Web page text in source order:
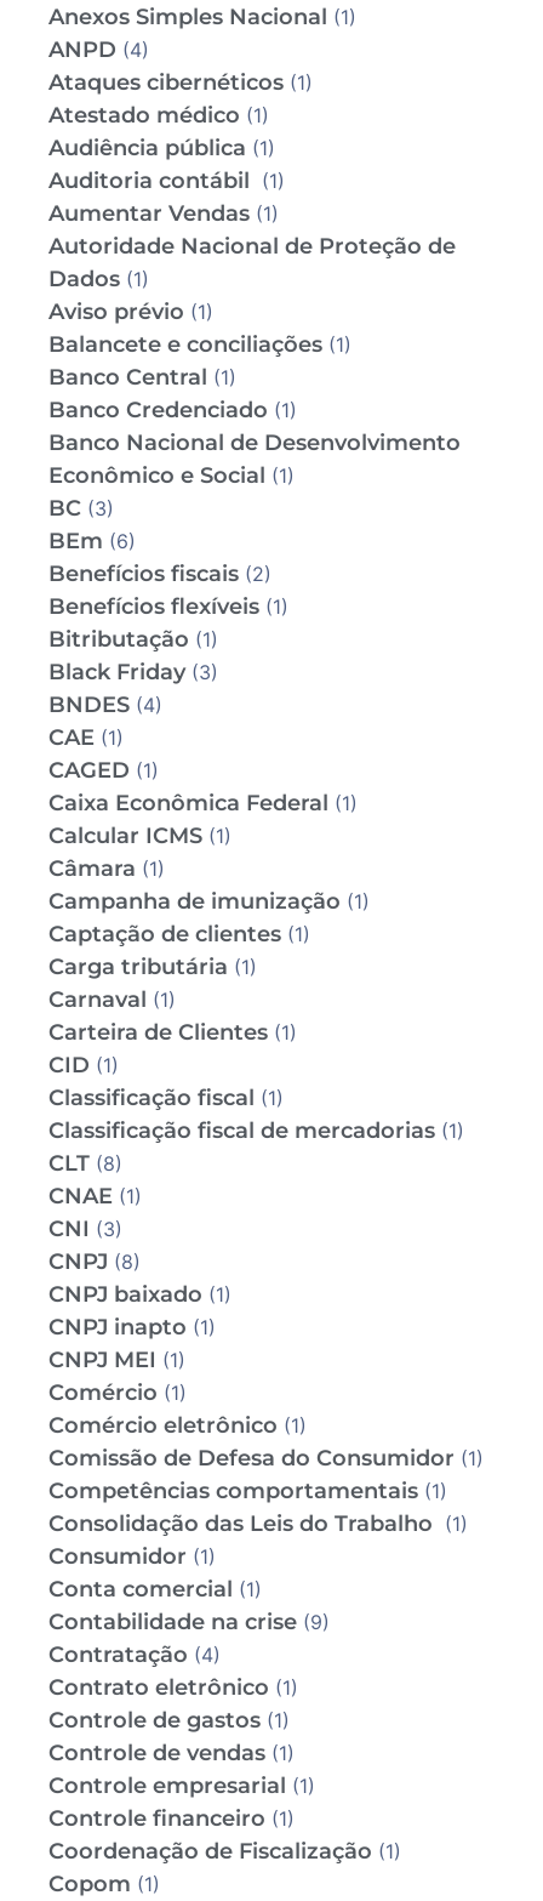
Anexos Simples Nacional (1)
ANPD (4)
Ataques cibernéticos (1)
Atestado médico (1)
Audiência pública (1)
Auditoria contábil (1)
Aumentar Vendas (1)
Autoridade Nacional de Proteção de
Dados (1)
Aviso prévio (1)
Balancete e conciliações (1)
Banco Central (1)
Banco Credenciado (1)
Banco Nacional de Desenvolvimento
Econômico e Social (1)
BC (3)
BEm (6)
Benefícios fiscais (2)
Benefícios flexíveis (1)
Bitributação (1)
Black Friday(3)
BNDES (4)
CAE (1)
CAGED (1)
Caixa Econômica Federal (1)
Calcular ICMS (1)
Câmara (1)
Campanha de imunização (1)
Captação de clientes (1)
Carga tributária (1)
Carnaval (1)
Carteira de Clientes (1)
CID (1)
Classificação fiscal (1)
Classificação fiscal de mercadorias (1)
CLT (8)
CNAE (1)
CNI (3)
CNPJ (8)
CNPJ baixado (1)
CNPJ inapto (1)
CNPJ MEI (1)
Comércio (1)
Comércio eletrônico (1)
Comissão de Defesa do Consumidor (1)
Competências comportamentais (1)
Consolidação das Leis do Trabalho (1)
Consumidor (1)
Conta comercial (1)
Contabilidade na crise (9)
Contratação (4)
Contrato eletrônico (1)
Controle de gastos (1)
Controle de vendas (1)
Controle empresarial (1)
Controle financeiro (1)
Coordenação de Fiscalização (1)
Copom (1)